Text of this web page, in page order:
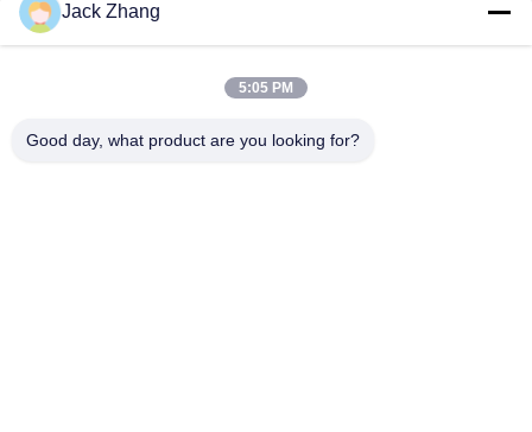
Jack Zhang
5:05 PM
Good day, what product are you looking for?